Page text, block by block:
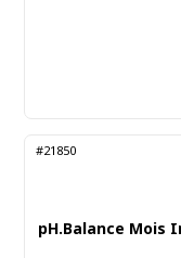
#21850
pH.Balance Mois